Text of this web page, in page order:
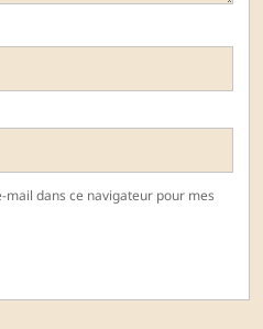
dans ce navigateur pour mes